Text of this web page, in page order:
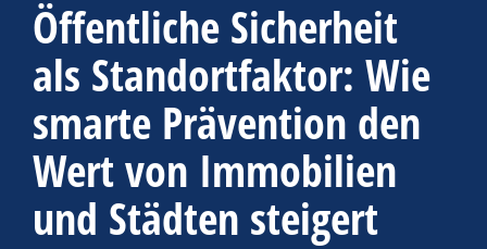
Öffentliche Sicherheit
als Standortfaktor: Wie
smarte Prävention den
Wert von Immobilien
und Städten steigert